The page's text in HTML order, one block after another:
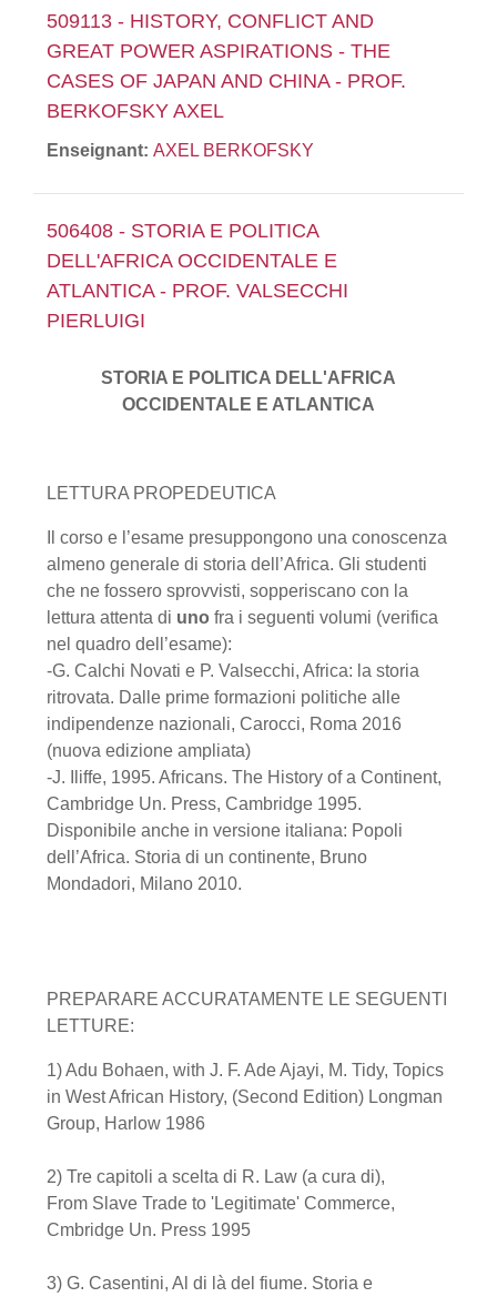
509113 - HISTORY, CONFLICT AND
GREAT POWER ASPIRATIONS - THE
CASES OF JAPAN AND CHINA - PROF.
BERKOFSKY AXEL
Enseignant: AXEL BERKOFSKY
506408 - STORIA E POLITICA
DELL'AFRICA OCCIDENTALE E
ATLANTICA - PROF. VALSECCHI
PIERLUIGI
STORIA E POLITICA DELL'AFRICA
OCCIDENTALE E ATLANTICA
LETTURA PROPEDEUTICA
Il corso e l’esame presuppongono una conoscenza
almeno generale di storia dell’Africa. Gli studenti
che ne fossero sprovvisti, sopperiscano con la
lettura attenta di uno fra i seguenti volumi (verifica
nel quadro dell’esame):
-G. Calchi Novati e P. Valsecchi, Africa: la storia
ritrovata. Dalle prime formazioni politiche alle
indipendenze nazionali, Carocci, Roma 2016
(nuova edizione ampliata)
-J. Iliffe, 1995. Africans. The History of a Continent,
Cambridge Un. Press, Cambridge 1995.
Disponibile anche in versione italiana: Popoli
dell’Africa. Storia di un continente, Bruno
Mondadori, Milano 2010.
PREPARARE ACCURATAMENTE LE SEGUENTI
LETTURE:
1) Adu Bohaen, with J. F. Ade Ajayi, M. Tidy, Topics
in West African History, (Second Edition) Longman
Group, Harlow 1986
2) Tre capitoli a scelta di R. Law (a cura di),
From Slave Trade to 'Legitimate' Commerce,
Cmbridge Un. Press 1995
3) G. Casentini, Al di là del fiume. Storia e